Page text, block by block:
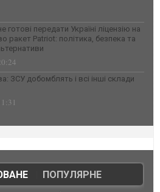
передати Україні ліцензію на
ракет Patriot: політика, безпека та
ЗСУ добомблять і всі інші склади
| ПОПУЛЯРНЕ